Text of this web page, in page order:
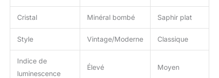
Cristal Minéral bombé Saphir plat
Style Vintage/Moderne Classique
Indice de
luminescence
Élevé Moyen